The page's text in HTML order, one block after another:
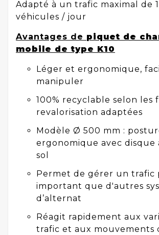
Adapté à un trafic maximal de
véhicules / jour
Avantages de piquet de
mobile de type K10
Léger et ergonomique,
manipuler
100% recyclable selon les
revalorisation adaptées
Modèle Ø 500 mm :
ergonomique avec disque
sol
Permet de gérer un trafic
important que d'autres
d’alternat
Réagit rapidement aux
trafic et aux mouvements